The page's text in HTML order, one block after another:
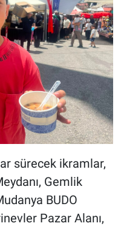
sürecek ikramlar,
Gemlik
BUDO
Pazar Alanı,